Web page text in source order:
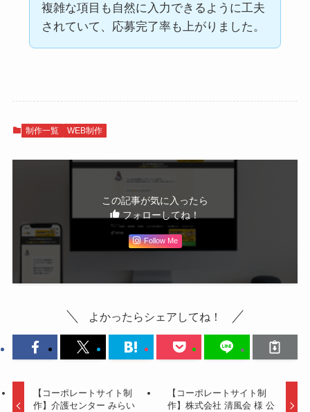
複雑な項目も自然に入力できるように工夫
されていて、応募完了率も上がりました。
制作一覧 WEB制作
この記事が気に入ったら
フォローしてね！
Follow Me
よかったらシェアしてね！
【コーポレートサイト制
作】介護センター みらい
【コーポレートサイト制
作】株式会社 清風会 様 公